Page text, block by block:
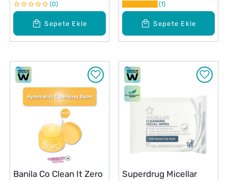
Sepete Ekle
0
Sepete Ekle
1
Banila Co Clean It Zero
Superdrug Micellar